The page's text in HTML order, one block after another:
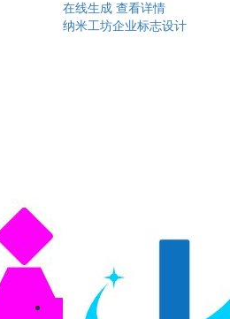
在线生成 查看详情
纳米工坊企业标志设计